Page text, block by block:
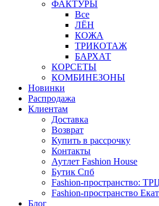
ФАКТУРЫ
Все
ЛЁН
КОЖА
ТРИКОТАЖ
БАРХАТ
КОРСЕТЫ
КОМБИНЕЗОНЫ
Новинки
Распродажа
Клиентам
Доставка
Возврат
Купить в рассрочку
Контакты
Аутлет Fashion House
Бутик Спб
Fashion-пространство:
Fashion-пространство
Блог